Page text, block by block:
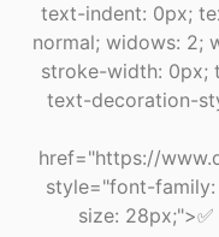
text-indent: 0px;
normal; widows: 2;
stroke-width: 0px;
text-decoration-
href="https://
style="font-
size: